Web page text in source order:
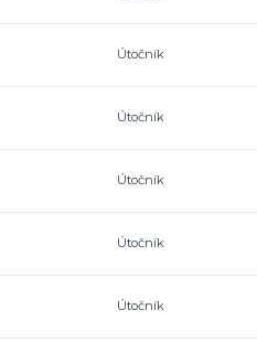
Útočník
Útočník
Útočník
Útočník
Útočník